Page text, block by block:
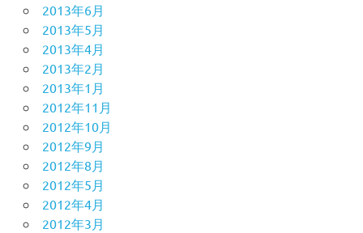
2013年6月
2013年5月
2013年4月
2013年2月
2013年1月
2012年11月
2012年10月
2012年9月
2012年8月
2012年5月
2012年4月
2012年3月